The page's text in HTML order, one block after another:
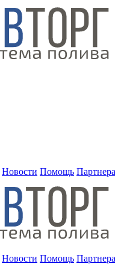
Новости Помощь
Новости Помощь